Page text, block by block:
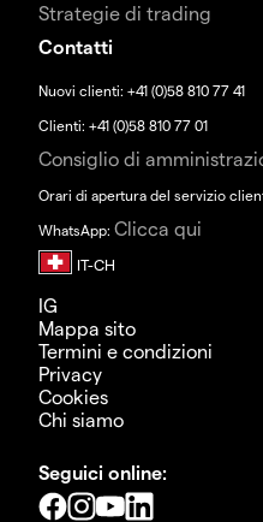
Strategie di trading
Contatti
Nuovi clienti: +41 (0)58 810 77 41
Clienti: +41 (0)58 810 77 01
Consiglio di
Orari di apertura del servizio
WhatsApp: Clicca qui
IG
Mappa sito
Termini e condizioni
Privacy
Cookies
Chi siamo
Seguici online: